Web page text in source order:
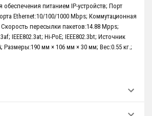
питанием IP-устройств; Порт
Ethernet:10/100/1000 Mbps; Коммутационная
пересылки пакетов:14.88 Mpps;
IEEE802.3at; Hi-PoE; IEEE802.3bt; Источник
Размеры:190 мм × 106 мм × 30 мм; Вес:0.55 кг.;